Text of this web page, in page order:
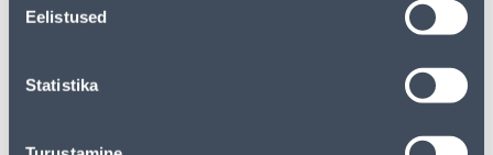
Eelistused
Statistika